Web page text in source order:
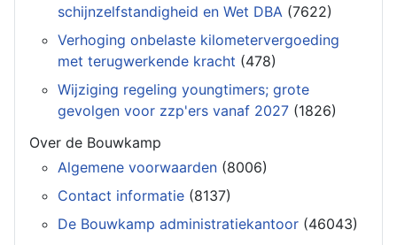
schijnzelfstandigheid en Wet DBA (7622)
Verhoging onbelaste kilometervergoeding
met terugwerkende kracht (478)
Wijziging regeling youngtimers; grote
gevolgen voor zzp'ers vanaf 2027 (1826)
Over de Bouwkamp
Algemene voorwaarden (8006)
Contact informatie (8137)
De Bouwkamp administratiekantoor (46043)